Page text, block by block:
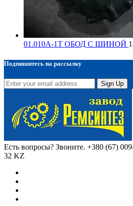
01.010А-1Т ОБОД С ШИНОЙ
Подпишитесь на рассылку
Sign Up
Есть вопросы? Звоните. +380 (67)
32 KZ